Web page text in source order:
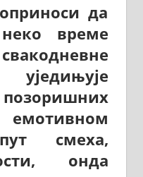
да
време
смеха,
онда